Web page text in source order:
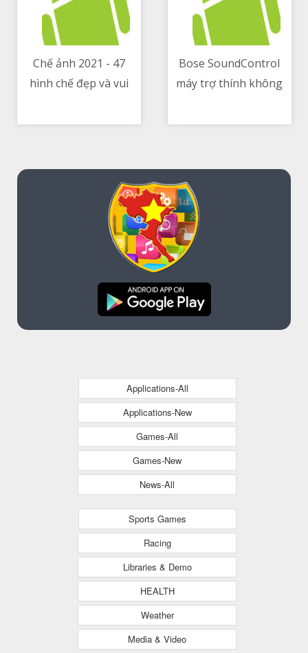
Chế ảnh 2021 - 47
hình chế đẹp và vui
Bose SoundControl
máy trợ thính không
giá 850$
Applications-All
Applications-New
Games-All
Games-New
News-All
Sports Games
Racing
Libraries & Demo
HEALTH
Weather
Media & Video